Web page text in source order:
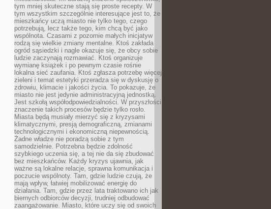
tym mniej skuteczne stają się proste recepty. W
tym wszystkim szczególnie interesujące jest to, że
mieszkańcy uczą miasto nie tylko tego, czego
potrzebują, lecz także tego, kim chcą być jako
wspólnota. Czasami z pozornie małych inicjatyw
rodzą się wielkie zmiany mentalne. Ktoś zakłada
ogród sąsiedzki i nagle okazuje się, że obcy sobie
ludzie zaczynają rozmawiać. Ktoś organizuje
wymianę książek i po pewnym czasie rośnie
lokalna sieć zaufania. Ktoś zgłasza potrzebę więcej
zieleni i temat estetyki przeradza się w dyskusję o
zdrowiu, klimacie i jakości życia. To pokazuje, że
miasto nie jest jedynie administracyjną jednostką.
Jest szkołą współodpowiedzialności. W przyszłości
znaczenie takich procesów będzie tylko rosło.
Miasta będą musiały mierzyć się z kryzysami
klimatycznymi, presją demograficzną, zmianami
technologicznymi i ekonomiczną niepewnością.
Żadne władze nie poradzą sobie z tym
samodzielnie. Potrzebna będzie zdolność
szybkiego uczenia się, a tej nie da się zbudować
bez mieszkańców. Każdy kryzys ujawnia, jak
ważne są lokalne relacje, sprawna komunikacja i
poczucie wspólnoty. Tam, gdzie ludzie czują, że
mają wpływ, łatwiej mobilizować energię do
działania. Tam, gdzie przez lata traktowano ich jak
biernych odbiorców decyzji, trudniej odbudować
zaangażowanie. Miasto, które uczy się od swoich